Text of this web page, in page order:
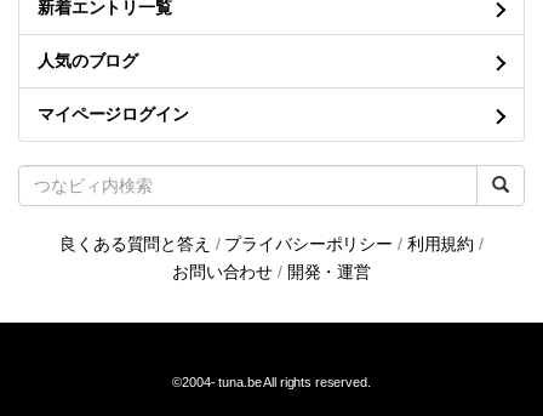
新着エントリ一覧
人気のブログ
マイページログイン
良くある質問と答え / プライバシーポリシー / 利用規約 /
お問い合わせ / 開発・運営
©2004-tuna.beAll rights reserved.